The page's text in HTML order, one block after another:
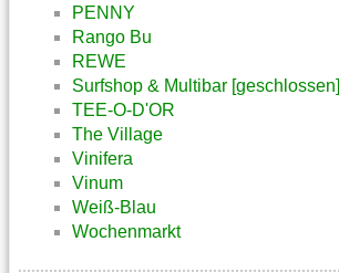
PENNY
Rango Bu
REWE
Surfshop & Multibar [geschlossen]
TEE-O-D'OR
The Village
Vinifera
Vinum
Weiß-Blau
Wochenmarkt